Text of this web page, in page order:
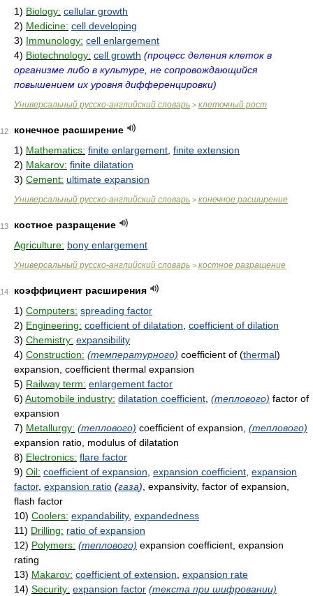
1) Biology: cellular growth
2) Medicine: cell developing
3) Immunology: cell enlargement
4) Biotechnology: cell growth (процесс деления клеток в
организме либо в культуре, не сопровождающийся
повышением их уровня дифференцировки)
Универсальный русско-английский словарь > клеточный рост
конечное расширение
1) Mathematics: finite enlargement finite extension
2) Makarov: finite dilatation
3) Cement: ultimate expansion
Универсальный русско-английский словарь > конечное расширение
костное разращение
Agriculture: bony enlargement
Универсальный русско-английский словарь > костное разращение
коэффициент расширения
1) Computers: spreading factor
2) Engineering: coefficient of dilatation coefficient of dilation
3) Chemistry: expansibility
4) Construction: (температурного) coefficient of (thermal)
expansion, coefficient thermal expansion
5) Railway term: enlargement factor
6) Automobile industry: dilatation coefficient (теплового) factor of
expansion
7) Metallurgy: (теплового) coefficient of expansion, (теплового)
expansion ratio, modulus of dilatation
8) Electronics: flare factor
9) Oil: coefficient of expansion expansion coefficient expansion
factor, expansion ratio (газа) , expansivity, factor of expansion,
flash factor
10) Coolers: expandability, expandedness
11) Drilling: ratio of expansion
12) Polymers: (теплового) expansion coefficient, expansion
rating
13) Makarov: coefficient of extension expansion rate
14) Security: expansion factor (текста при шифровании)